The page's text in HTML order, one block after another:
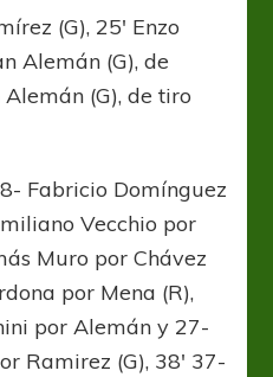
(G), 25′ Enzo
Alemán (G), de
Alemán (G), de tiro
Fabricio Domínguez
Vecchio por
Muro por Chávez
por Mena (R),
por Alemán y 27-
Ramirez (G), 38′ 37-